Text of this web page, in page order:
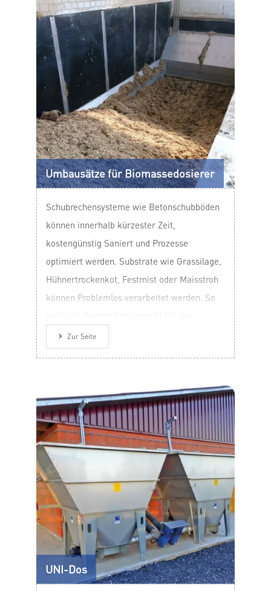
Umbausätze für Biomassedosierer
Schubrechensysteme wie Betonschubböden
können innerhalb kürzester Zeit,
kostengünstig Saniert und Prozesse
optimiert werden. Substrate wie Grassilage,
Hühnertrockenkot, Festmist oder Maisstroh
können Problemlos verarbeitet werden. So
Zukunft!Zur Seite
UNI-Dos